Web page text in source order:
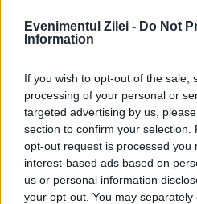
Evenimentul Zilei - Do Not
Information
If you wish to opt-out of the sale,
processing of your personal or
targeted advertising by us,
section to confirm your selection.
opt-out request is processed you
interest-based ads based on
us or personal information
your opt-out. You may